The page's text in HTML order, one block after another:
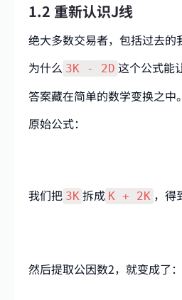
1.2 重新认识J线
绝大多数交易者，包括过去的
为什么 3K - 2D 这个公式能
答案藏在简单的数学变换之中
原始公式：
我们把 3K 拆成 K + 2K ，得
然后提取公因数2，就变成了：